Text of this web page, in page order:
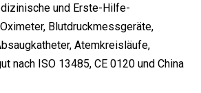
und Erste-Hilfe-
Blutdruckmessgeräte,
Atemkreisläufe,
nach ISO 13485, CE 0120 und China